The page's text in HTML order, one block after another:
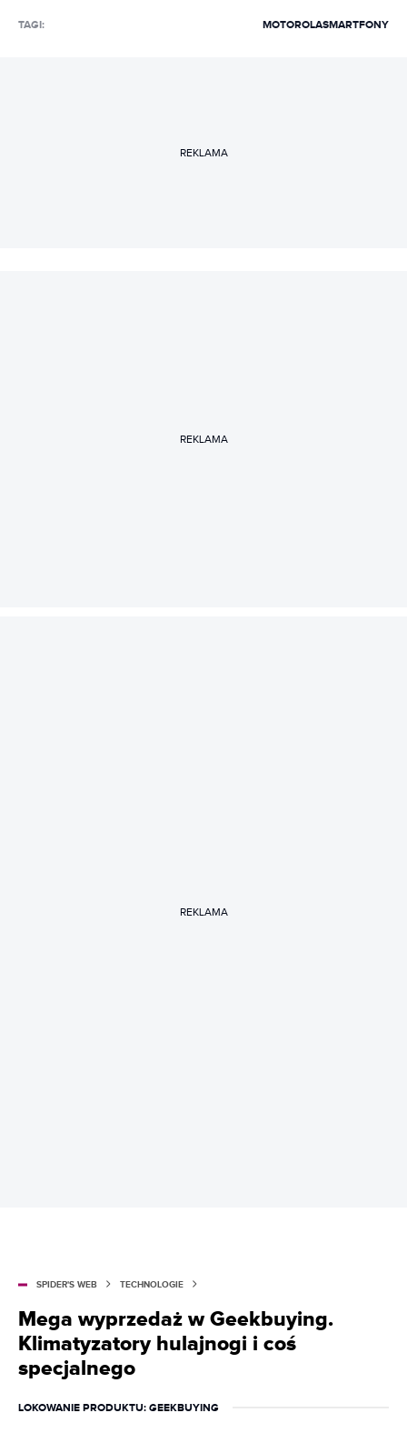
TAGI: MOTOROLASMARTFONY
REKLAMA
REKLAMA
REKLAMA
SPIDER'S WEB TECHNOLOGIE
Mega wyprzedaż w Geekbuying.
Klimatyzatory hulajnogi i coś
specjalnego
LOKOWANIE PRODUKTU: GEEKBUYING